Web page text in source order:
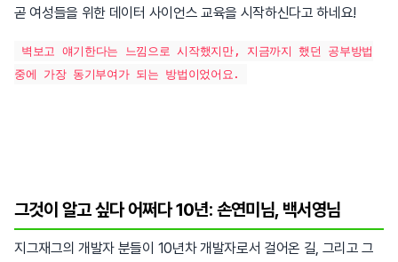
곧 여성들을 위한 데이터 사이언스 교육을 시작하신다고 하네요!
벽보고 얘기한다는 느낌으로 시작했지만, 지금까지 했던 공부방법
중에 가장 동기부여가 되는 방법이었어요.
그것이 알고 싶다 어쩌다 10년: 손연미님, 백서영님
지그재그의 개발자 분들이 10년차 개발자로서 걸어온 길, 그리고 그